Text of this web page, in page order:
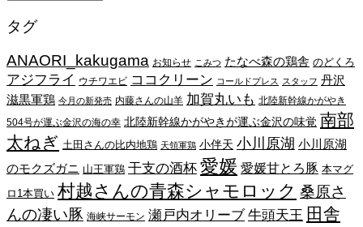
カ
ブ
タグ
ANAORI_kakugama お知らせ こみつ たなべ森の鶏舎 のどくろ
アジフライ ウチワエビ ココクリーン コールドプレス スタッフ 丹沢
滋黒軍鶏 今月の新発売 内藤さんの山羊 加賀丸いも 北陸新幹線かがやき
504号が運ぶ金沢の海の幸 北陸新幹線かがやきが運ぶ金沢の味覚 南部
太ねぎ 土田さんの比内地鶏 天領軍鶏 小伴天 小川原湖 小川原湖
のモクズガニ 山王軍鶏 干支の酒杯 愛媛 愛媛甘とろ豚 本マグ
ロ1本買い 村越さんの青森シャモロック 桑原さ
んの凄い豚 海峡サーモン 瀬戸内オリーブ 牛頭天王 田舎